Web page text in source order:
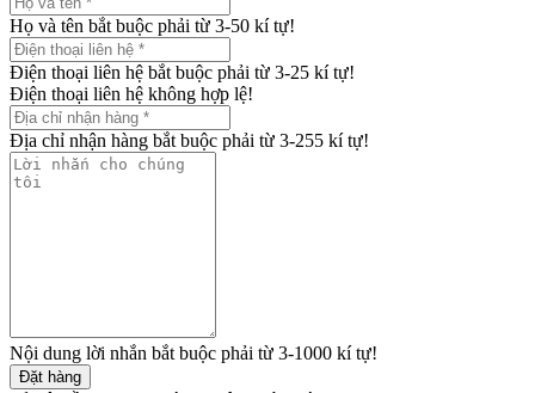
Họ và tên bắt buộc phải từ 3-50 kí tự!
Điện thoại liên hệ bắt buộc phải từ 3-25 kí tự!
Điện thoại liên hệ không hợp lệ!
Địa chỉ nhận hàng bắt buộc phải từ 3-255 kí tự!
Nội dung lời nhắn bắt buộc phải từ 3-1000 kí tự!
Đặt hàng